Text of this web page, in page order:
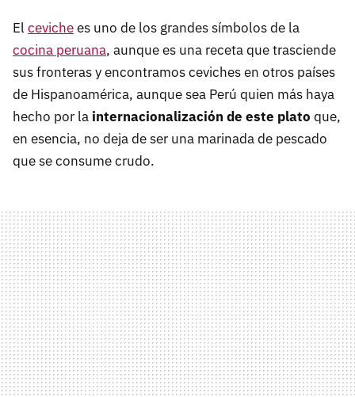
El cevichees uno de los grandes símbolos de la
cocina peruana, aunque es una receta que trasciende
sus fronteras y encontramos ceviches en otros países
de Hispanoamérica, aunque sea Perú quien más haya
hecho por la internacionalización de este plato que,
en esencia, no deja de ser una marinada de pescado
que se consume crudo.